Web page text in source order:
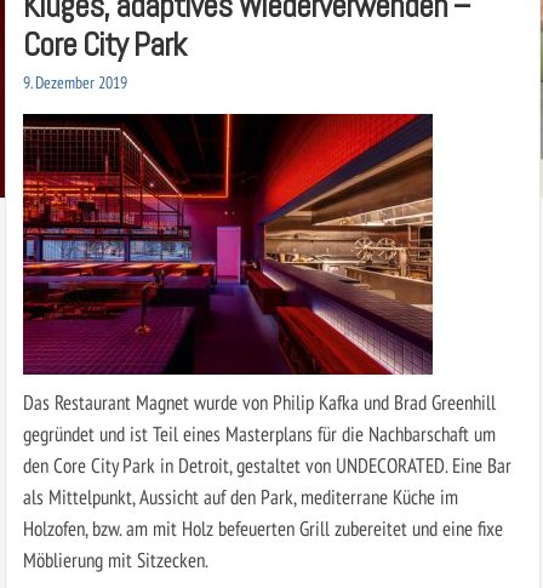
Core City Park
9. Dezember 2019
Das Restaurant Magnet wurde von Philip Kafka und Brad Greenhill
gegründet und ist Teil eines Masterplans für die Nachbarschaft um
den Core City Park in Detroit, gestaltet von UNDECORATED. Eine Bar
als Mittelpunkt, Aussicht auf den Park, mediterrane Küche im
Holzofen, bzw. am mit Holz befeuerten Grill zubereitet und eine fixe
Möblierung mit Sitzecken.